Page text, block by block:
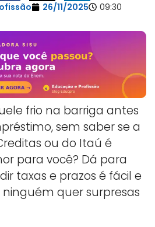
26/11/2025 09:30
frio na barriga antes
sem saber se a
ou do Itaú é
para você? Dá para
taxas e prazos é fácil e
quer surpresas